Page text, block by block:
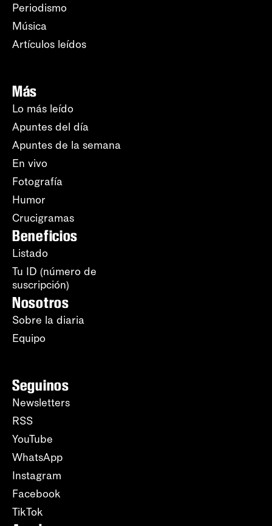
Periodismo
Música
Artículos leídos
Más
Lo más leído
Apuntes del día
Apuntes de la semana
En vivo
Fotografía
Humor
Crucigramas
Beneficios
Listado
Tu ID (número de
suscripción)
Nosotros
Sobre la diaria
Equipo
Seguinos
Newsletters
RSS
YouTube
WhatsApp
Instagram
Facebook
TikTok